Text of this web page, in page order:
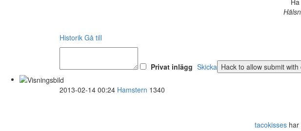
Historik Gå till
Privat inlägg Skicka
2013-02-14 00:24 Hamstern 1340
tacokisses har